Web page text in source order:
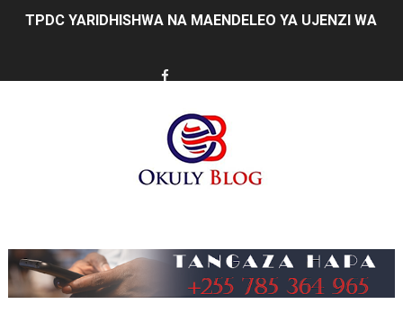
TPDC YARIDHISHWA NA MAENDELEO YA UJENZI WA
TBS YASISITIZA UBORA WA BIDHAA KUWA CHACHU
MRADI WA KITUO CHA KUONGEZA MSUKUMO WA
DARAJA LA BILIONI 1.2 KUONDOA KERO YA USAFIRI
WAZIRI NANAUKA AIPONGEZA TARURA KWA MPANGO